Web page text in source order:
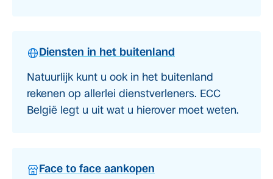
Diensten in het buitenland
Natuurlijk kunt u ook in het buitenland
rekenen op allerlei dienstverleners. ECC
België legt u uit wat u hierover moet weten.
Face to face aankopen